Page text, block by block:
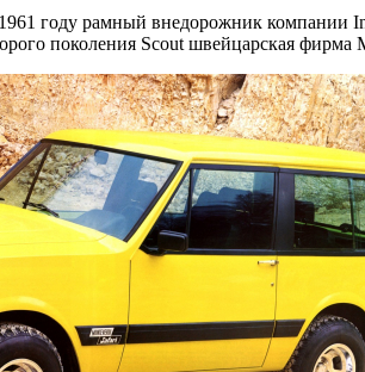
году рамный внедорожник компании
поколения Scout швейцарская